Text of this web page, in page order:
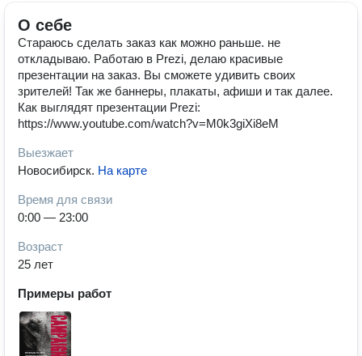
О себе
Стараюсь сделать заказ как можно раньше. не
откладываю. Работаю в Prezi, делаю красивые
презентации на заказ. Вы сможете удивить своих
зрителей! Так же баннеры, плакаты, афиши и так далее.
Как выглядят презентации Prezi:
https://www.youtube.com/watch?v=M0k3giXi8eM
Выезжает
Новосибирск. На карте
Время для связи
0:00 — 23:00
Возраст
25 лет
Примеры работ